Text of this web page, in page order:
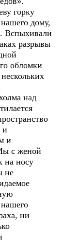
горку
дому,
Вспыхивали
разрывы
обломки
над
и
и
с женой
на носу
не
ни